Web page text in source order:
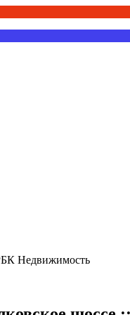
Недвижимость